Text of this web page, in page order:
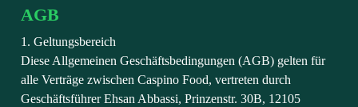
AGB
1. Geltungsbereich
Diese Allgemeinen Geschäftsbedingungen (AGB) gelten für
alle Verträge zwischen Caspino Food, vertreten durch
Geschäftsführer Ehsan Abbassi, Prinzenstr. 30B, 12105